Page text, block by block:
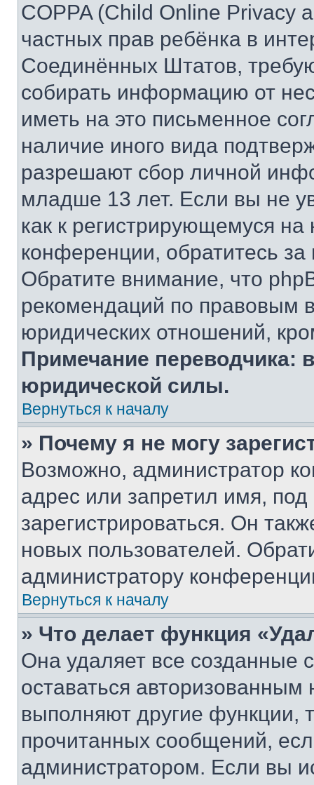
COPPA (Child Online Privacy
частных прав ребёнка в
Соединённых Штатов,
собирать информацию от
иметь на это письменное
наличие иного вида
разрешают сбор личной
младше 13 лет. Если вы не
как к регистрирующемуся
конференции, обратитесь
Обратите внимание, что
рекомендаций по правовым
юридических отношений,
Примечание переводчика:
юридической силы.
Вернуться к началу
» Почему я не могу
Возможно, администратор
адрес или запретил имя,
зарегистрироваться. Он
новых пользователей.
администратору
Вернуться к началу
» Что делает функция
Она удаляет все созданные
оставаться
выполняют другие функции,
прочитанных сообщений,
администратором. Если вы